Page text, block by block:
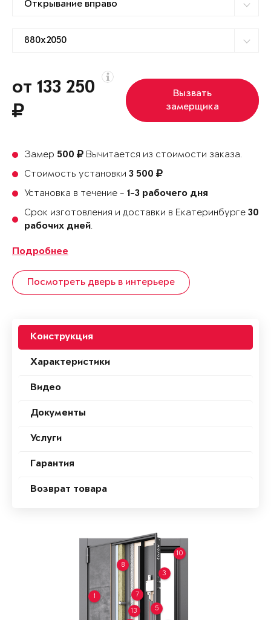
от 133 250
Вызвать
замерщика
Замер 500
Вычитается из стоимости заказа.
Стоимость установки 3 500
Установка в течение - 1-3 рабочего дня
Срок изготовления и доставки в Екатеринбурге 30
рабочих дней.
Подробнее
Посмотреть дверь в интерьере
Конструкция
Характеристики
Видео
Документы
Услуги
Гарантия
Возврат товара
1
3
5
7
8
10
13